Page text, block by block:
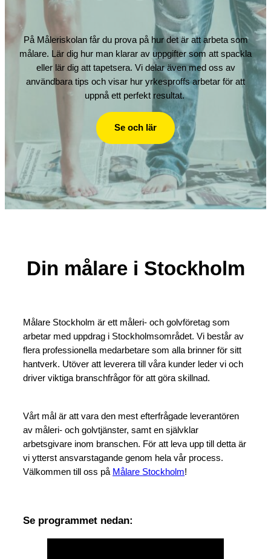
På Måleriskolan får du prova på hur det är att arbeta som
målare. Lär dig hur man klarar av uppgifter som att spackla
eller lär dig att tapetsera. Vi delar även med oss av
användbara tips och visar hur yrkesproffs arbetar för att
uppnå ett perfekt resultat.
Se och lär
Din målare i Stockholm
Målare Stockholm är ett måleri- och golvföretag som
arbetar med uppdrag i Stockholmsområdet. Vi består av
flera professionella medarbetare som alla brinner för sitt
hantverk. Utöver att leverera till våra kunder leder vi och
driver viktiga branschfrågor för att göra skillnad.
Vårt mål är att vara den mest efterfrågade leverantören
av måleri- och golvtjänster, samt en självklar
arbetsgivare inom branschen. För att leva upp till detta är
vi ytterst ansvarstagande genom hela vår process.
Välkommen till oss på Målare Stockholm!
Se programmet nedan: